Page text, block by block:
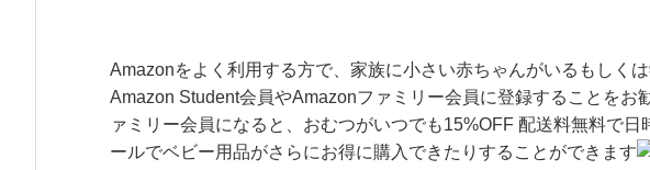
Amazonをよく利用する方で、家族に小さい赤ちゃんがいるもしくは
Amazon Student会員やAmazonファミリー会員に登録することをお
ァミリー会員になると、おむつがいつでも15%OFF 配送料無料で
ールでベビー用品がさらにお得に購入できたりすることができます